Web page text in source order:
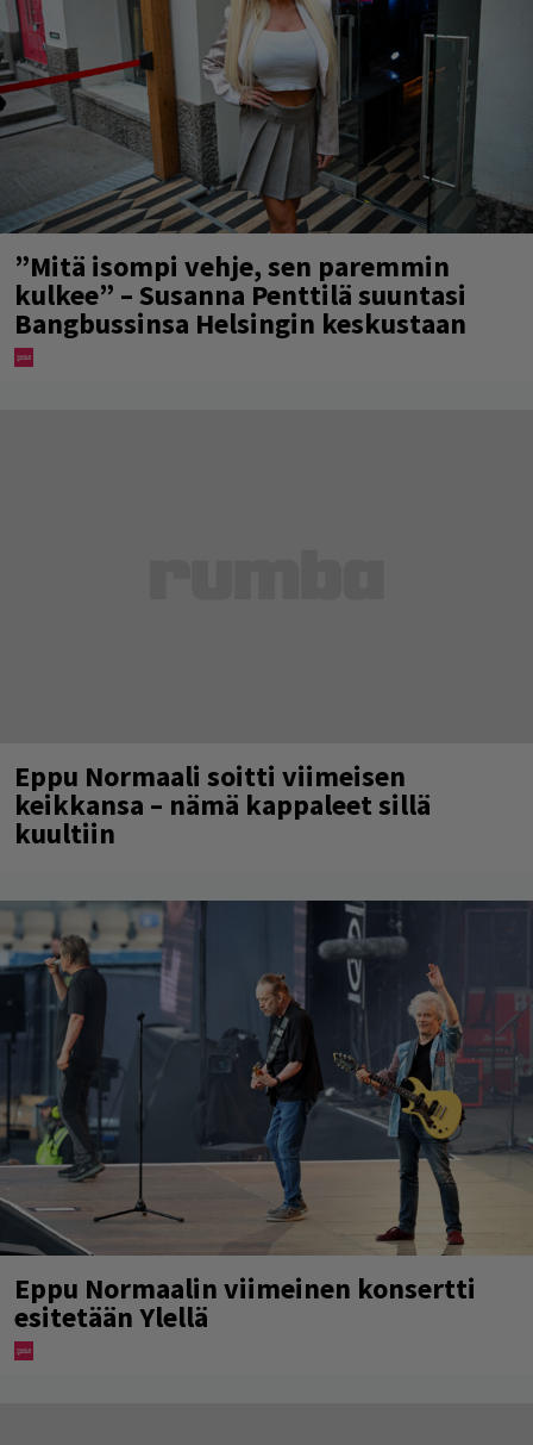
”Mitä isompi vehje, sen paremmin
kulkee” – Susanna Penttilä suuntasi
Bangbussinsa Helsingin keskustaan
Eppu Normaali soitti viimeisen
keikkansa – nämä kappaleet sillä
kuultiin
Eppu Normaalin viimeinen konsertti
esitetään Ylellä